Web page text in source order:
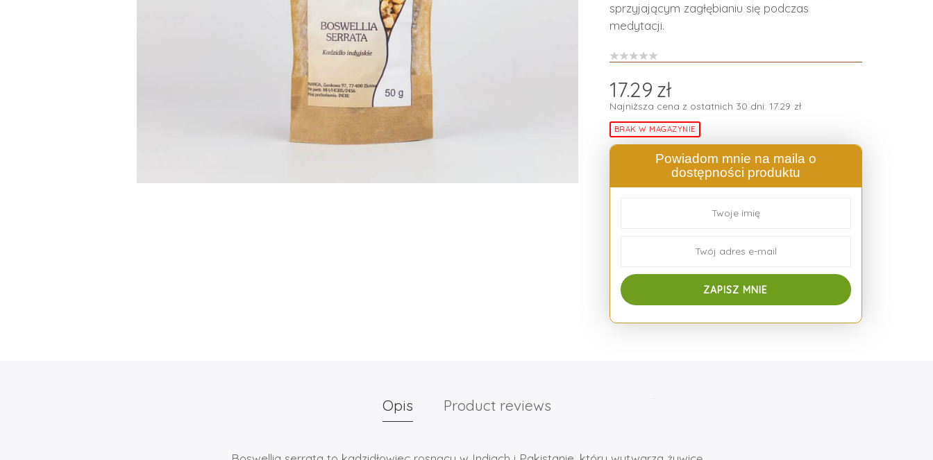
sprzyjającym zagłębianiu się podczas
medytacji.
17.29 zł
Najniższa cena z ostatnich 30 dni: 17.29 zł
BRAK W MAGAZYNIE
Powiadom mnie na maila o
dostępności produktu
Opis Product reviews